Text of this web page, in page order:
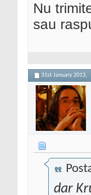
Nu
sau
31st January 2013,
dar